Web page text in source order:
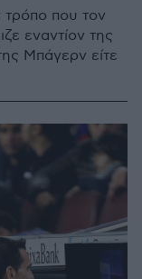
τρόπο που τον
εναντίον της
Μπάγερν είτε